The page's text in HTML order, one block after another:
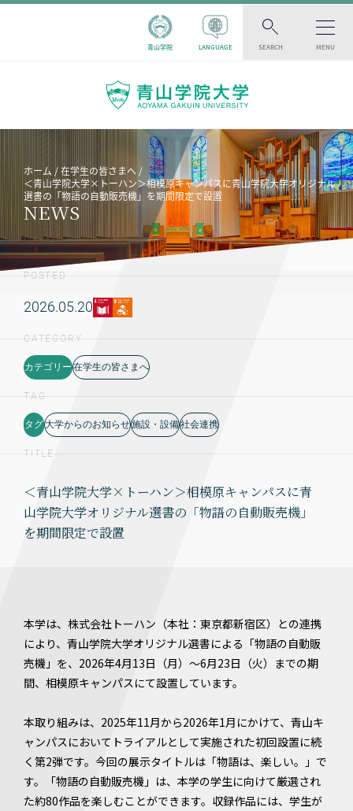
青山学院 LANGUAGE SEARCH MENU
ホーム
在学生の皆さまへ
＜青山学院大学×トーハン＞相模原キャンパスに青山学院大学オリジナル
選書の「物語の自動販売機」を期間限定で設置
NEWS
POSTED
2026.05.20
CATEGORY
カテゴリー 在学生の皆さまへ
TAG
タグ大学からのお知らせ施設・設備社会連携
TITLE
＜青山学院大学×トーハン＞相模原キャンパスに青
山学院大学オリジナル選書の「物語の自動販売機」
を期間限定で設置
本学は、株式会社トーハン（本社：東京都新宿区）との連携
により、青山学院大学オリジナル選書による「物語の自動販
売機」を、2026年4月13日（月）～6月23日（火）までの期
間、相模原キャンパスにて設置しています。
本取り組みは、2025年11月から2026年1月にかけて、青山キ
ャンパスにおいてトライアルとして実施された初回設置に続
く第2弾です。今回の展示タイトルは「物語は、楽しい。」で
す。「物語の自動販売機」は、本学の学生に向けて厳選され
た約80作品を楽しむことができます。収録作品には、学生が